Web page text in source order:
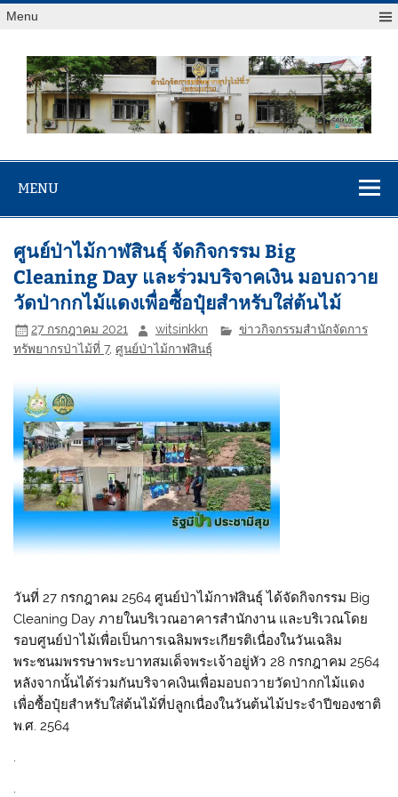
Menu
สจป.ที่ 7
(ขอนแก่น)
MENU
ศูนย์ป่าไม้กาฬสินธุ์ จัดกิจกรรม Big
Cleaning Day และร่วมบริจาคเงิน มอบถวาย
วัดป่ากกไม้แดงเพื่อซื้อปุ๋ยสำหรับใส่ต้นไม้
27 กรกฎาคม 2021 witsinkkn
ข่าวกิจกรรมสำนักจัดการ
ทรัพยากรป่าไม้ที่ 7,ศูนย์ป่าไม้กาฬสินธุ์
วันที่ 27 กรกฎาคม 2564 ศูนย์ป่าไม้กาฬสินธุ์ ได้จัดกิจกรรม Big
Cleaning Day ภายในบริเวณอาคารสำนักงาน และบริเวณโดย
รอบศูนย์ป่าไม้เพื่อเป็นการเฉลิมพระเกียรติเนื่องในวันเฉลิม
พระชนมพรรษาพระบาทสมเด็จพระเจ้าอยู่หัว 28 กรกฎาคม 2564
หลังจากนั้นได้ร่วมกันบริจาคเงินเพื่อมอบถวายวัดป่ากกไม้แดง
เพื่อซื้อปุ๋ยสำหรับใส่ต้นไม้ที่ปลูกเนื่องในวันต้นไม้ประจำปีของชาติ
พ.ศ. 2564
.
.